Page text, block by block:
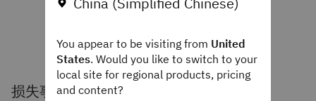
损失事件管理
You appear to be visiting from United
States. Would you like to switch to your
local site for regional products, pricing
and content?